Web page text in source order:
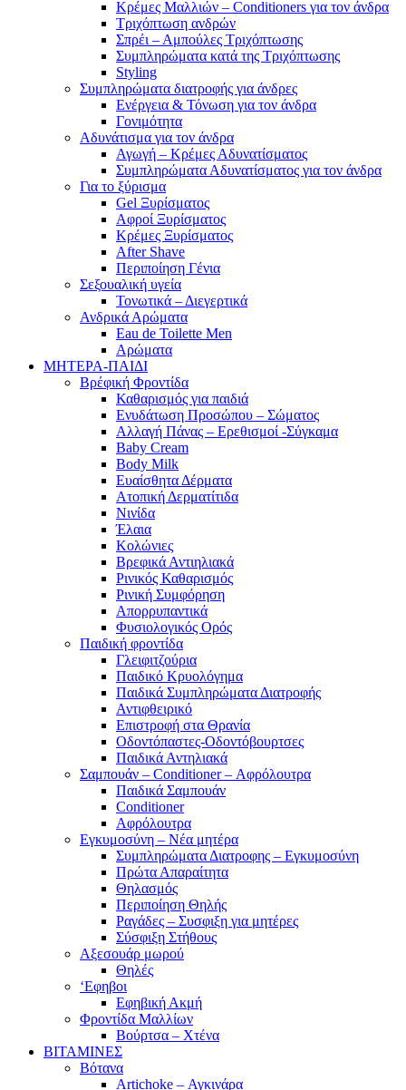
Κρέμες Μαλλιών – Conditioners για τον άνδρα
Τριχόπτωση ανδρών
Σπρέι – Αμπούλες Τριχόπτωσης
Συμπληρώματα κατά της Τριχόπτωσης
Styling
Συμπληρώματα διατροφής για άνδρες
Ενέργεια & Τόνωση για τον άνδρα
Γονιμότητα
Αδυνάτισμα για τον άνδρα
Αγωγή – Κρέμες Αδυνατίσματος
Συμπληρώματα Αδυνατίσματος για τον άνδρα
Για το ξύρισμα
Gel Ξυρίσματος
Αφροί Ξυρίσματος
Κρέμες Ξυρίσματος
After Shave
Περιποίηση Γένια
Σεξουαλική υγεία
Τονωτικά – Διεγερτικά
Ανδρικά Αρώματα
Eau de Toilette Men
Αρώματα
ΜΗΤΕΡΑ-ΠΑΙΔΙ
Βρέφική Φροντίδα
Καθαρισμός για παιδιά
Ενυδάτωση Προσώπου – Σώματος
Αλλαγή Πάνας – Ερεθισμοί -Σύγκαμα
Baby Cream
Body Milk
Ευαίσθητα Δέρματα
Ατοπική Δερματίτιδα
Νινίδα
Έλαια
Κολώνιες
Βρεφικά Αντιηλιακά
Ρινικός Καθαρισμός
Ρινική Συμφόρηση
Απορρυπαντικά
Φυσιολογικός Ορός
Παιδική φροντίδα
Γλειφιτζούρια
Παιδικό Κρυολόγημα
Παιδικά Συμπληρώματα Διατροφής
Αντιφθειρικό
Επιστροφή στα Θρανία
Οδοντόπαστες-Οδοντόβουρτσες
Παιδικά Αντηλιακά
Σαμπουάν – Conditioner – Αφρόλουτρα
Παιδικά Σαμπουάν
Conditioner
Αφρόλουτρα
Εγκυμοσύνη – Νέα μητέρα
Συμπληρώματα Διατροφης – Εγκυμοσύνη
Πρώτα Απαραίτητα
Θηλασμός
Περιποίηση Θηλής
Ραγάδες – Συσφιξη για μητέρες
Σύσφιξη Στήθους
Αξεσουάρ μωρού
Θηλές
‘Εφηβοι
Εφηβική Ακμή
Φροντίδα Μαλλίων
Βούρτσα – Χτένα
ΒΙΤΑΜΙΝΕΣ
Βότανα
Artichoke – Αγκινάρα